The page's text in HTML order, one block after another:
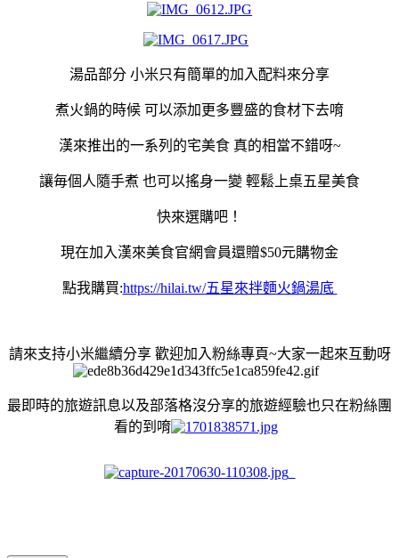
湯品部分 小米只有簡單的加入配料來分享
煮火鍋的時候 可以添加更多豐盛的食材下去唷
漢來推出的一系列的宅美食 真的相當不錯呀~
讓毎個人隨手煮 也可以搖身一變 輕鬆上桌五星美食
快來選購吧！
現在加入漢來美食官網會員還贈$50元購物金
點我購買:https://hilai.tw/五星來拌麵火鍋湯底
請來支持小米繼續分享 歡迎加入粉絲專頁~大家一起來互動呀
最即時的旅遊訊息以及部落格沒分享的旅遊經驗也只在粉絲團
看的到唷